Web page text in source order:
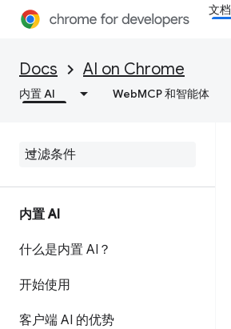
文档
Docs AI on Chrome
内置 AI WebMCP 和智能体
内置 AI
什么是内置 AI？
开始使用
客户端 AI 的优势